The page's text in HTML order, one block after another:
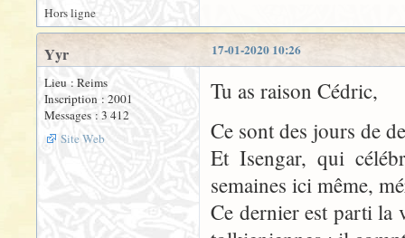
Hors ligne
17-01-2020 10:26
Yyr
Lieu : Reims
Inscription : 2001
Messages : 3 412
Site Web
Tu as raison Cédric,
Ce sont des jours de
Et Isengar, qui
semaines ici même,
Ce dernier est parti la